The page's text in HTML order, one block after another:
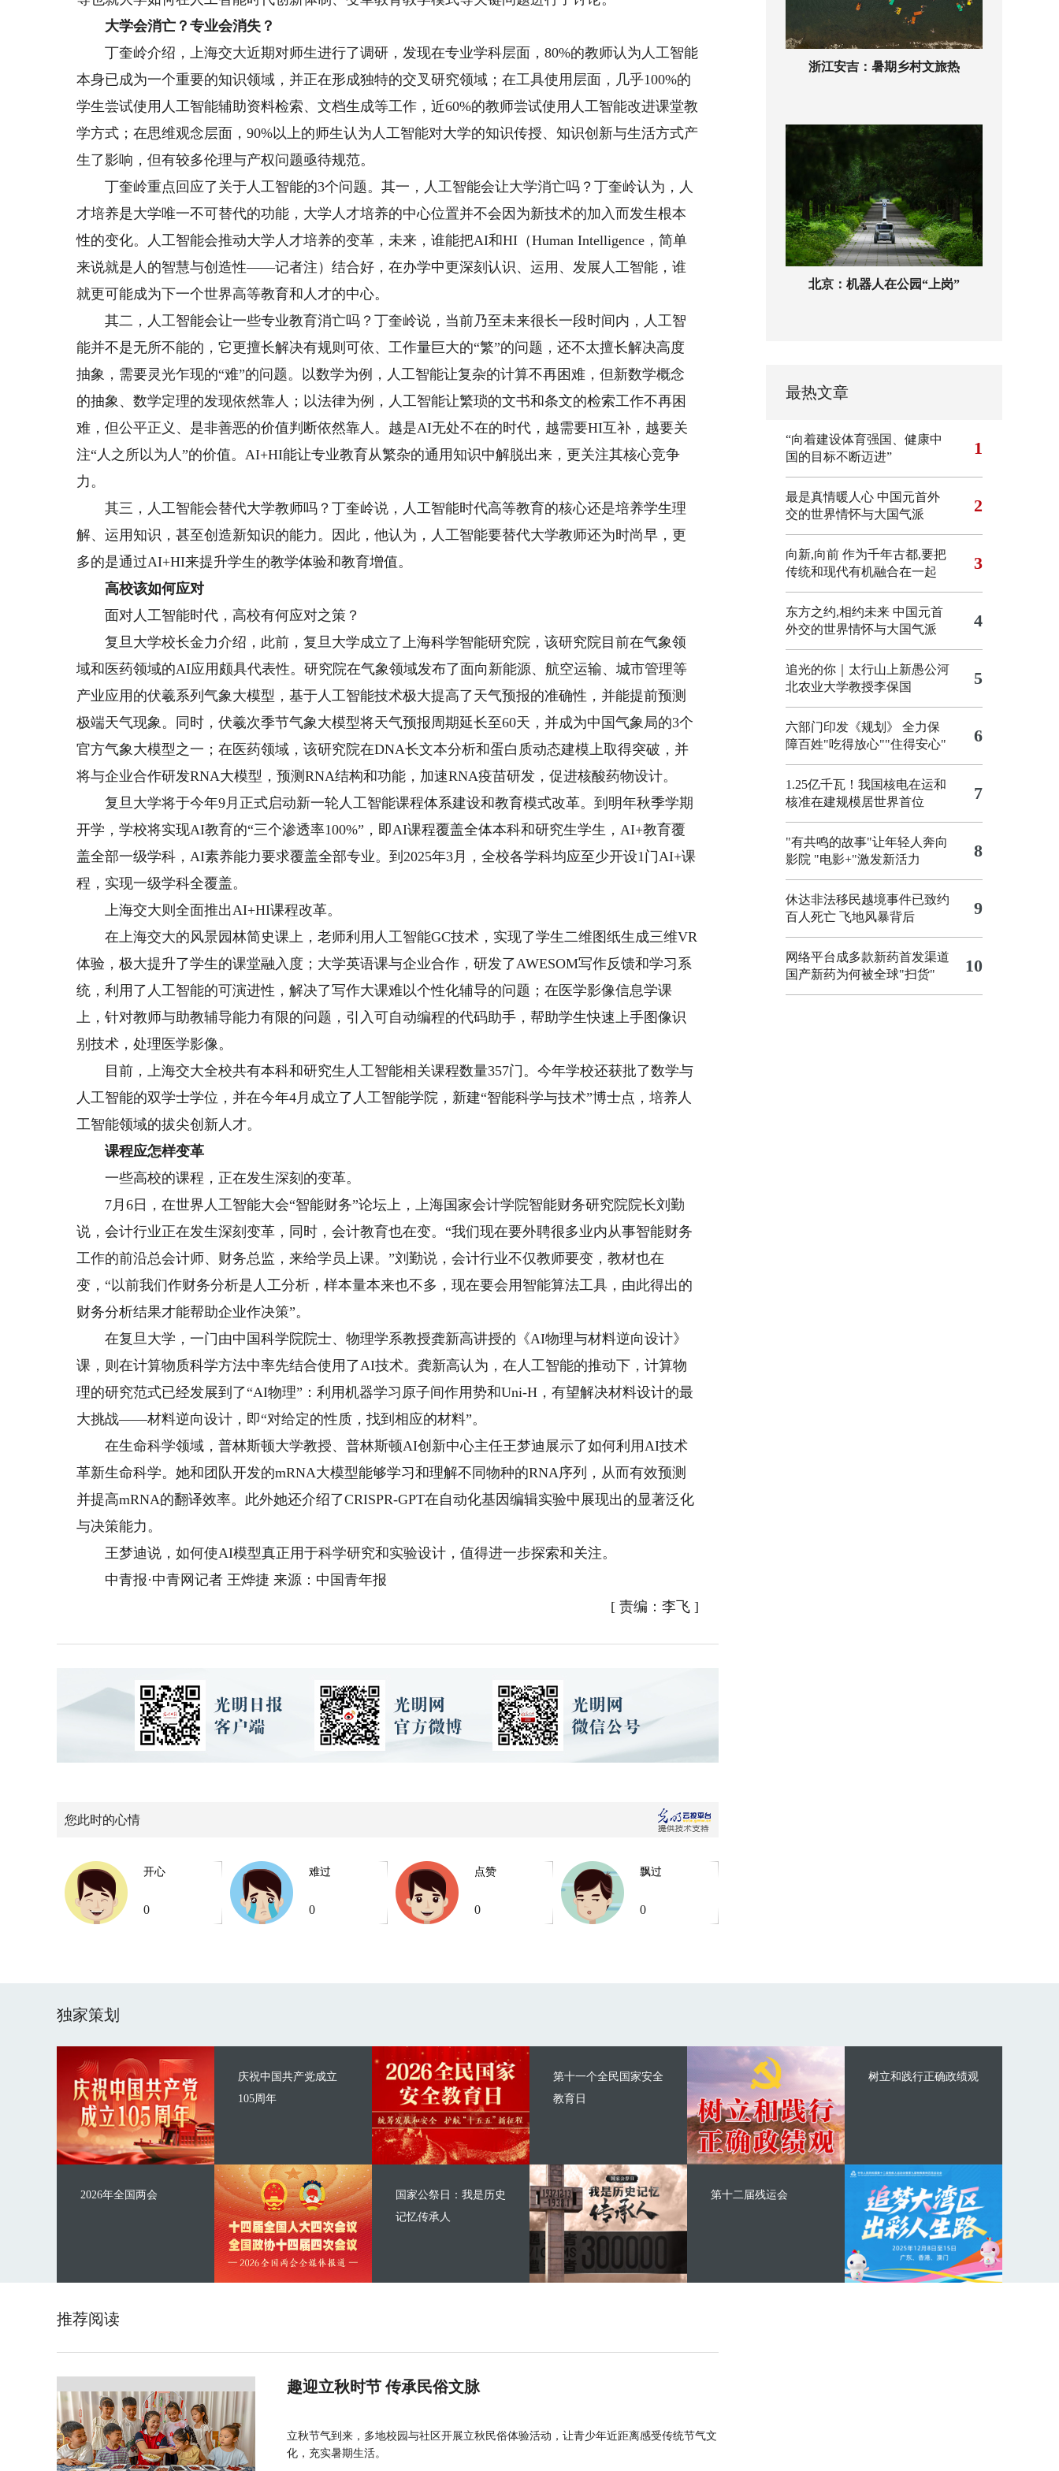
大学会消亡？专业会消失？
丁奎岭介绍，上海交大近期对师生进行了调研，发现在专业学科层面，80%的教师认为人工智能
本身已成为一个重要的知识领域，并正在形成独特的交叉研究领域；在工具使用层面，几乎100%的
学生尝试使用人工智能辅助资料检索、文档生成等工作，近60%的教师尝试使用人工智能改进课堂教
学方式；在思维观念层面，90%以上的师生认为人工智能对大学的知识传授、知识创新与生活方式产
生了影响，但有较多伦理与产权问题亟待规范。
丁奎岭重点回应了关于人工智能的3个问题。其一，人工智能会让大学消亡吗？丁奎岭认为，人
才培养是大学唯一不可替代的功能，大学人才培养的中心位置并不会因为新技术的加入而发生根本
性的变化。人工智能会推动大学人才培养的变革，未来，谁能把AI和HI（Human Intelligence，简单
来说就是人的智慧与创造性——记者注）结合好，在办学中更深刻认识、运用、发展人工智能，谁
就更可能成为下一个世界高等教育和人才的中心。
其二，人工智能会让一些专业教育消亡吗？丁奎岭说，当前乃至未来很长一段时间内，人工智
能并不是无所不能的，它更擅长解决有规则可依、工作量巨大的“繁”的问题，还不太擅长解决高度
抽象，需要灵光乍现的“难”的问题。以数学为例，人工智能让复杂的计算不再困难，但新数学概念
的抽象、数学定理的发现依然靠人；以法律为例，人工智能让繁琐的文书和条文的检索工作不再困
难，但公平正义、是非善恶的价值判断依然靠人。越是AI无处不在的时代，越需要HI互补，越要关
注“人之所以为人”的价值。AI+HI能让专业教育从繁杂的通用知识中解脱出来，更关注其核心竞争
力。
其三，人工智能会替代大学教师吗？丁奎岭说，人工智能时代高等教育的核心还是培养学生理
解、运用知识，甚至创造新知识的能力。因此，他认为，人工智能要替代大学教师还为时尚早，更
多的是通过AI+HI来提升学生的教学体验和教育增值。
高校该如何应对
面对人工智能时代，高校有何应对之策？
复旦大学校长金力介绍，此前，复旦大学成立了上海科学智能研究院，该研究院目前在气象领
域和医药领域的AI应用颇具代表性。研究院在气象领域发布了面向新能源、航空运输、城市管理等
产业应用的伏羲系列气象大模型，基于人工智能技术极大提高了天气预报的准确性，并能提前预测
极端天气现象。同时，伏羲次季节气象大模型将天气预报周期延长至60天，并成为中国气象局的3个
官方气象大模型之一；在医药领域，该研究院在DNA长文本分析和蛋白质动态建模上取得突破，并
将与企业合作研发RNA大模型，预测RNA结构和功能，加速RNA疫苗研发，促进核酸药物设计。
复旦大学将于今年9月正式启动新一轮人工智能课程体系建设和教育模式改革。到明年秋季学期
开学，学校将实现AI教育的“三个渗透率100%”，即AI课程覆盖全体本科和研究生学生，AI+教育覆
盖全部一级学科，AI素养能力要求覆盖全部专业。到2025年3月，全校各学科均应至少开设1门AI+课
程，实现一级学科全覆盖。
上海交大则全面推出AI+HI课程改革。
在上海交大的风景园林简史课上，老师利用人工智能GC技术，实现了学生二维图纸生成三维VR
体验，极大提升了学生的课堂融入度；大学英语课与企业合作，研发了AWESOM写作反馈和学习系
统，利用了人工智能的可演进性，解决了写作大课难以个性化辅导的问题；在医学影像信息学课
上，针对教师与助教辅导能力有限的问题，引入可自动编程的代码助手，帮助学生快速上手图像识
别技术，处理医学影像。
目前，上海交大全校共有本科和研究生人工智能相关课程数量357门。今年学校还获批了数学与
人工智能的双学士学位，并在今年4月成立了人工智能学院，新建“智能科学与技术”博士点，培养人
工智能领域的拔尖创新人才。
课程应怎样变革
一些高校的课程，正在发生深刻的变革。
7月6日，在世界人工智能大会“智能财务”论坛上，上海国家会计学院智能财务研究院院长刘勤
说，会计行业正在发生深刻变革，同时，会计教育也在变。“我们现在要外聘很多业内从事智能财务
工作的前沿总会计师、财务总监，来给学员上课。”刘勤说，会计行业不仅教师要变，教材也在
变，“以前我们作财务分析是人工分析，样本量本来也不多，现在要会用智能算法工具，由此得出的
财务分析结果才能帮助企业作决策”。
在复旦大学，一门由中国科学院院士、物理学系教授龚新高讲授的《AI物理与材料逆向设计》
课，则在计算物质科学方法中率先结合使用了AI技术。龚新高认为，在人工智能的推动下，计算物
理的研究范式已经发展到了“AI物理”：利用机器学习原子间作用势和Uni-H，有望解决材料设计的最
大挑战——材料逆向设计，即“对给定的性质，找到相应的材料”。
在生命科学领域，普林斯顿大学教授、普林斯顿AI创新中心主任王梦迪展示了如何利用AI技术
革新生命科学。她和团队开发的mRNA大模型能够学习和理解不同物种的RNA序列，从而有效预测
并提高mRNA的翻译效率。此外她还介绍了CRISPR-GPT在自动化基因编辑实验中展现出的显著泛化
与决策能力。
王梦迪说，如何使AI模型真正用于科学研究和实验设计，值得进一步探索和关注。
中青报·中青网记者 王烨捷 来源：中国青年报
[ 责编：李飞]
您此时的心情
开心
0
难过
0
点赞
0
飘过
0
浙江安吉：暑期乡村文旅热
北京：机器人在公园“上岗”
最热文章
“向着建设体育强国、健康中
国的目标不断迈进”
1
最是真情暖人心 中国元首外
交的世界情怀与大国气派
2
向新,向前 作为千年古都,要把
传统和现代有机融合在一起
3
东方之约,相约未来 中国元首
外交的世界情怀与大国气派
4
追光的你｜太行山上新愚公河
北农业大学教授李保国
5
六部门印发《规划》 全力保
障百姓"吃得放心""住得安心"
6
1.25亿千瓦！我国核电在运和
核准在建规模居世界首位
7
"有共鸣的故事"让年轻人奔向
影院 "电影+"激发新活力 8
休达非法移民越境事件已致约
百人死亡 飞地风暴背后 9
网络平台成多款新药首发渠道
国产新药为何被全球"扫货"
10
独家策划
庆祝中国共产党成立
105周年
2026年全国两会
第十一个全民国家安全
教育日
国家公祭日：我是历史
记忆传承人
树立和践行正确政绩观
第十二届残运会
推荐阅读
趣迎立秋时节 传承民俗文脉
立秋节气到来，多地校园与社区开展立秋民俗体验活动，让青少年近距离感受传统节气文
化，充实暑期生活。